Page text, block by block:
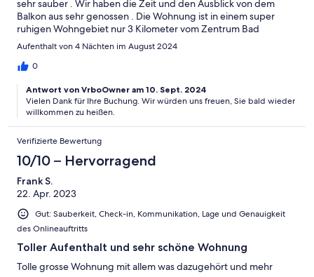
sehr sauber . Wir haben die Zeit und den Ausblick von dem
Balkon aus sehr genossen . Die Wohnung ist in einem super
ruhigen Wohngebiet nur 3 Kilometer vom Zentrum Bad
Rothenfelde entfernt . Auch die sehenswerten Ortschaften Bad
Laer und Bad Iburg liegen gerade mal 8 Kilometer vom Standort
entfernt . Herzlichen Dank , das wir ein paar wunderbare Tage in
Aufenthalt von 4 Nächten im August 2024
0
Antwort von VrboOwner am 10. Sept. 2024
Vielen Dank für Ihre Buchung. Wir würden uns freuen, Sie bald wieder
willkommen zu heißen.
Verifizierte Bewertung
10/10 – Hervorragend
Frank S.
22. Apr. 2023
Gut: Sauberkeit, Check-in, Kommunikation, Lage und Genauigkeit
des Onlineauftritts
Toller Aufenthalt und sehr schöne Wohnung
Tolle grosse Wohnung mit allem was dazugehört und mehr